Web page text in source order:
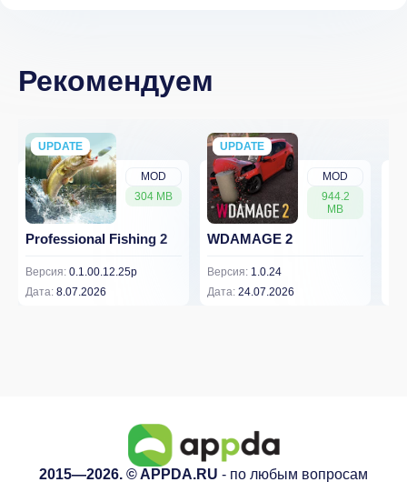
Рекомендуем
MOD
304 MB
UPDATE
NEW
Professional Fishing 2
Версия: 0.1.00.12.25p
Дата: 8.07.2026
MOD
944.2
MB
UPDATE
NEW
WDAMAGE 2
Версия: 1.0.24
Дата: 24.07.2026
2015—2026. © APPDA.RU - по любым вопросам